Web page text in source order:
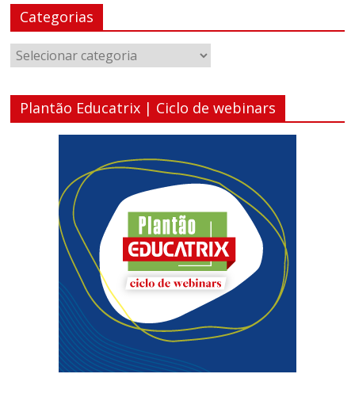
Categorias
Categorias
Plantão Educatrix | Ciclo de webinars